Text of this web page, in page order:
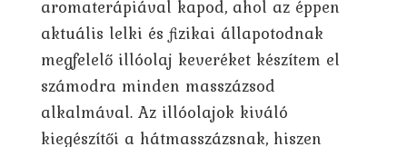
aromaterápiával kapod, ahol az éppen
aktuális lelki és fizikai állapotodnak
megfelelő illóolaj keveréket készítem el
számodra minden masszázsod
alkalmával. Az illóolajok kiváló
kiegészítői a hátmasszázsnak, hiszen